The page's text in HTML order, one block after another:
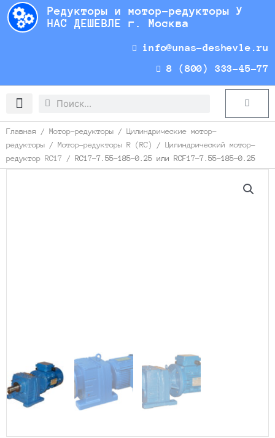
Перейти
содержимому
Редукторы и мотор-редукторы У
НАС ДЕШЕВЛЕ г. Москва
info@unas-deshevle.ru
8 (800) 333-45-77
Search
Search Cart
Главная / Мотор-редукторы / Цилиндрические мотор-
редукторы / Мотор-редукторы R (RC) / Цилиндрический мотор-
редуктор RC17 / RC17-7.55-185-0.25 или RCF17-7.55-185-0.25